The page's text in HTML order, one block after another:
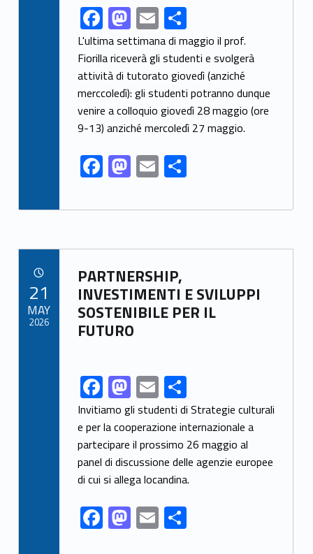
Link identifier share facebook archive #share-link-archive-10935F
ac
e
b
o
o
k
M
as
to
d
o
n
E
m
ai
l
S
h
ar
e
L'ultima settimana di maggio il prof.
Fiorilla riceverà gli studenti e svolgerà
attività di tutorato giovedì (anziché
merccoledì): gli studenti potranno dunque
venire a colloquio giovedì 28 maggio (ore
9-13) anziché mercoledì 27 maggio.
F
ac
e
o
o
k
M
as
to
o
n
E
m
ai
S
h
ar
Link identifier archive #link-archive-35811
PARTNERSHIP,
INVESTIMENTI E SVILUPPI
SOSTENIBILE PER IL
FUTURO
Link identifier share facebook archive #share-link-archive-90837F
ac
e
b
o
o
k
M
as
to
d
o
n
E
m
ai
l
S
h
ar
e
Invitiamo gli studenti di Strategie culturali
e per la cooperazione internazionale a
partecipare il prossimo 26 maggio al
panel di discussione delle agenzie europee
di cui si allega locandina.
F
ac
M
as
E
m
S
21
MAY
2026